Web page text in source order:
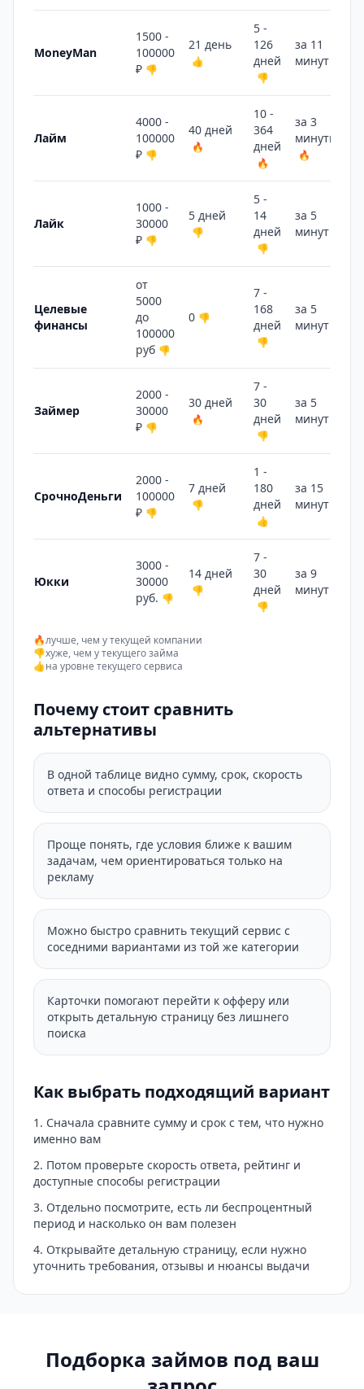
MoneyMan
1500 -
100000
₽ 👎
21 день
👍
5 -
126
дней
👎
за 11
минут
Лайм
4000 -
100000
₽ 👎
40 дней
🔥
10 -
364
дней
🔥
за 3
минуты
🔥
Лайк
1000 -
30000
₽ 👎
5 дней
👎
5 -
14
дней
👎
за 5
минут
Целевые
финансы
от
5000
до
100000
руб 👎
0 👎
7 -
168
дней
👎
за 5
минут
Займер
2000 -
30000
₽ 👎
30 дней
🔥
7 -
30
дней
👎
за 5
минут
СрочноДеньги
2000 -
100000
₽ 👎
7 дней
👎
1 -
180
дней
👍
за 15
минут
Юкки
3000 -
30000
руб. 👎
14 дней
👎
7 -
30
дней
👎
за 9
минут
🔥лучше, чем у текущей компании
👎хуже, чем у текущего займа
👍на уровне текущего сервиса
Почему стоит сравнить
альтернативы
В одной таблице видно сумму, срок, скорость
ответа и способы регистрации
Проще понять, где условия ближе к вашим
задачам, чем ориентироваться только на
рекламу
Можно быстро сравнить текущий сервис с
соседними вариантами из той же категории
Карточки помогают перейти к офферу или
открыть детальную страницу без лишнего
поиска
Как выбрать подходящий вариант
Сначала сравните сумму и срок с тем, что нужно
именно вам
Потом проверьте скорость ответа, рейтинг и
доступные способы регистрации
Отдельно посмотрите, есть ли беспроцентный
период и насколько он вам полезен
Открывайте детальную страницу, если нужно
уточнить требования, отзывы и нюансы выдачи
Подборка займов под ваш